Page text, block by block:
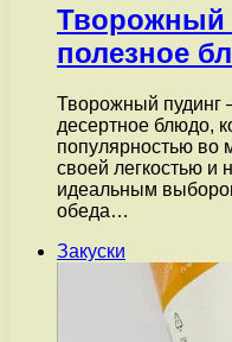
Творожный
полезное
Творожный пудинг
десертное блюдо,
популярностью во
своей легкостью и
идеальным
обеда…
Закуски